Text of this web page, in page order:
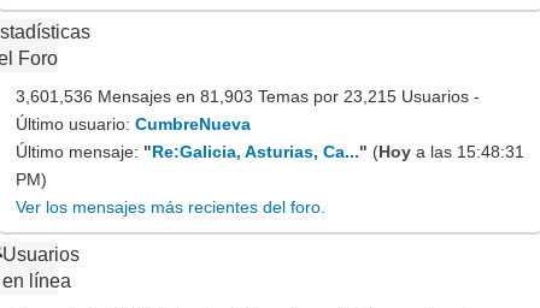
Foro
3,601,536 Mensajes en 81,903 Temas por 23,215 Usuarios -
Último usuario: CumbreNueva
Último mensaje: "Re:Galicia, Asturias, Ca..." (Hoy a las 15:48:31
PM)
Ver los mensajes más recientes del foro.
Usuarios
en línea